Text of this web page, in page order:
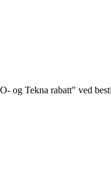
og Tekna rabatt" ved